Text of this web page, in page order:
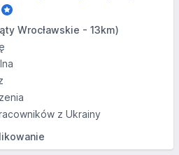
Wrocławskie - 13km)
z Ukrainy